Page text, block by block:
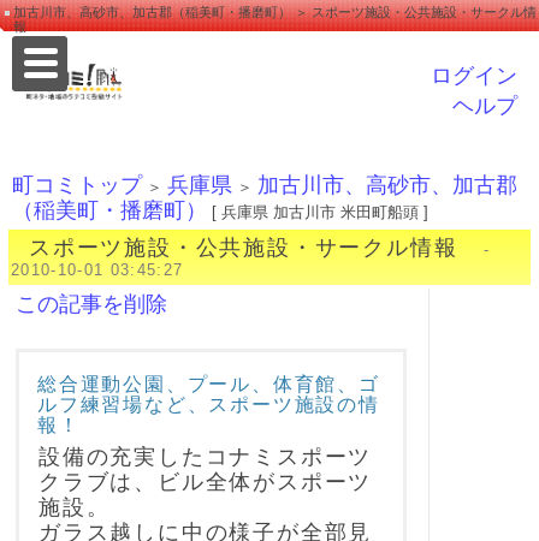
加古川市、高砂市、加古郡（稲美町・播磨町） ＞ スポーツ施設・公共施設・サークル情
報
ログイン
ヘルプ
町コミトップ ＞ 兵庫県 ＞ 加古川市、高砂市、加古郡
（稲美町・播磨町）
[ 兵庫県 加古川市 米田町船頭 ]
スポーツ施設・公共施設・サークル情報
-
2010-10-01 03:45:27
この記事を削除
総合運動公園、プール、体育館、ゴ
ルフ練習場など、スポーツ施設の情
報！
設備の充実したコナミスポーツ
クラブは、ビル全体がスポーツ
施設。
ガラス越しに中の様子が全部見